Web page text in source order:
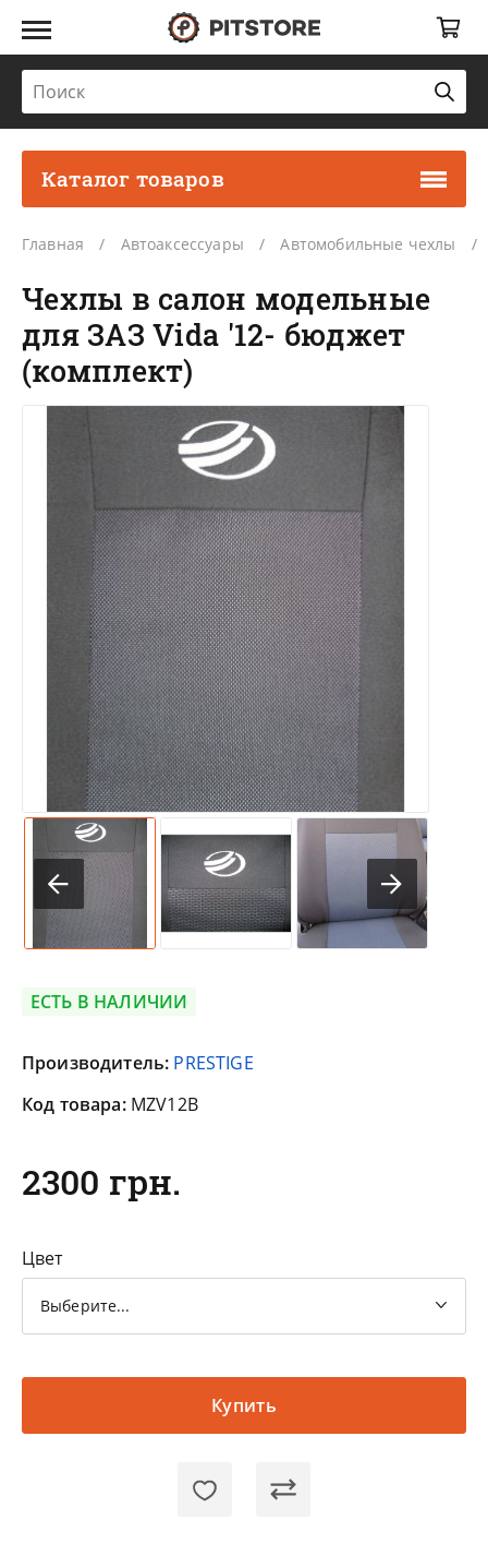
Каталог товаров
Главная Автоаксессуары Автомобильные чехлы
Чехлы в салон модельные
для ЗАЗ Vida '12- бюджет
(комплект)
ЕСТЬ В НАЛИЧИИ
Производитель: PRESTIGE
Код товара: MZV12B
2300 грн.
Цвет
Выберите...
Купить